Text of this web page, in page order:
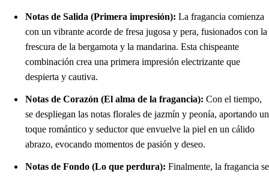
Notas de Salida (Primera impresión): La fragancia comienza
con un vibrante acorde de fresa jugosa y pera, fusionados con la
frescura de la bergamota y la mandarina. Esta chispeante
combinación crea una primera impresión electrizante que
despierta y cautiva.
Notas de Corazón (El alma de la fragancia): Con el tiempo,
se despliegan las notas florales de jazmín y peonía, aportando un
toque romántico y seductor que envuelve la piel en un cálido
abrazo, evocando momentos de pasión y deseo.
Notas de Fondo (Lo que perdura): Finalmente, la fragancia se